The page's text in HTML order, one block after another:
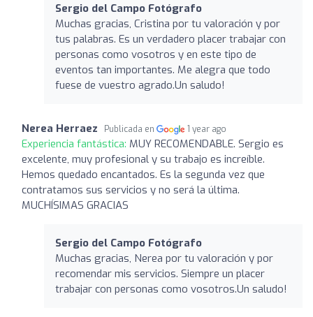
Sergio del Campo Fotógrafo
Muchas gracias, Cristina por tu valoración y por
tus palabras. Es un verdadero placer trabajar con
personas como vosotros y en este tipo de
eventos tan importantes. Me alegra que todo
fuese de vuestro agrado.Un saludo!
Nerea Herraez Publicada en 1 year ago
Experiencia fantástica: MUY RECOMENDABLE. Sergio es
excelente, muy profesional y su trabajo es increíble.
Hemos quedado encantados. Es la segunda vez que
contratamos sus servicios y no será la última.
MUCHÍSIMAS GRACIAS
Sergio del Campo Fotógrafo
Muchas gracias, Nerea por tu valoración y por
recomendar mis servicios. Siempre un placer
trabajar con personas como vosotros.Un saludo!